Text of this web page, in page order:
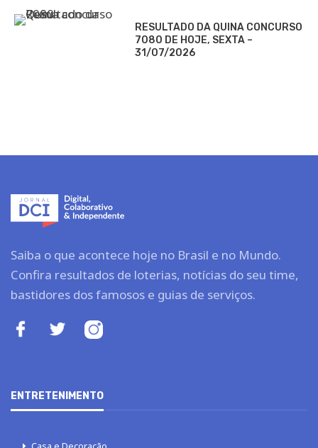
RESULTADO DA QUINA CONCURSO
7080 DE HOJE, SEXTA –
31/07/2026
Saiba o que acontece hoje no Brasil e no Mundo.
Confira resultados de loterias, notícias do seu time,
bastidores dos famosos e guias de serviços.
ENTRETENIMENTO